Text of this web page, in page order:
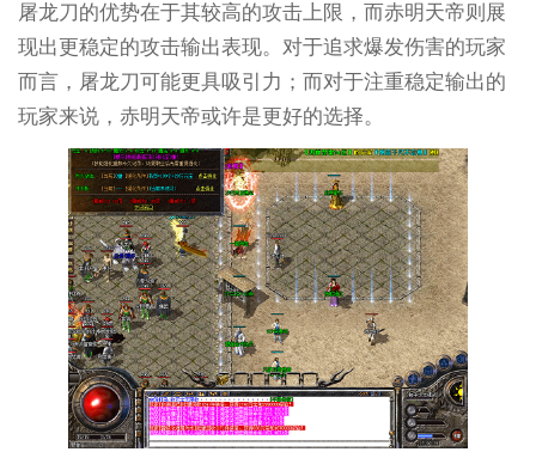
屠龙刀的优势在于其较高的攻击上限，而赤明天帝则展
现出更稳定的攻击输出表现。对于追求爆发伤害的玩家
而言，屠龙刀可能更具吸引力；而对于注重稳定输出的
玩家来说，赤明天帝或许是更好的选择。